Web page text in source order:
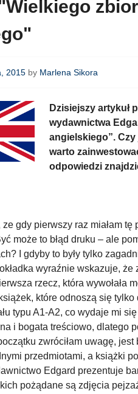
2015 by Marlena Sikora
Dzisiejszy artykuł
wydawnictwa
angielskiego”.
warto
odpowiedzi
gdy pierwszy raz miałam tę
może to błąd druku – ale
I gdyby to były tylko
wyraźnie wskazuje,
rzecz, która wywołała
które odnoszą się
typu A1-A2, co wydaje mi
i bogata treściowo, dlatego
zwróciłam uwagę,
przedmiotami, a książki
Edgard prezentuje
pożądane są zdjęcia